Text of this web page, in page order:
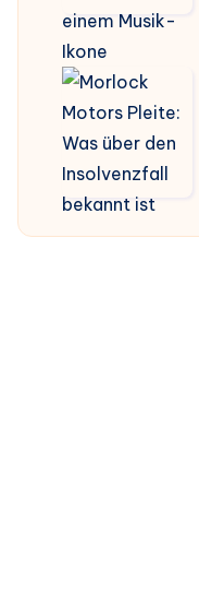
(2026)
Abschied
von
einem
Musik-
Ikone
Morlock
Motors
Pleite:
Was
über
den